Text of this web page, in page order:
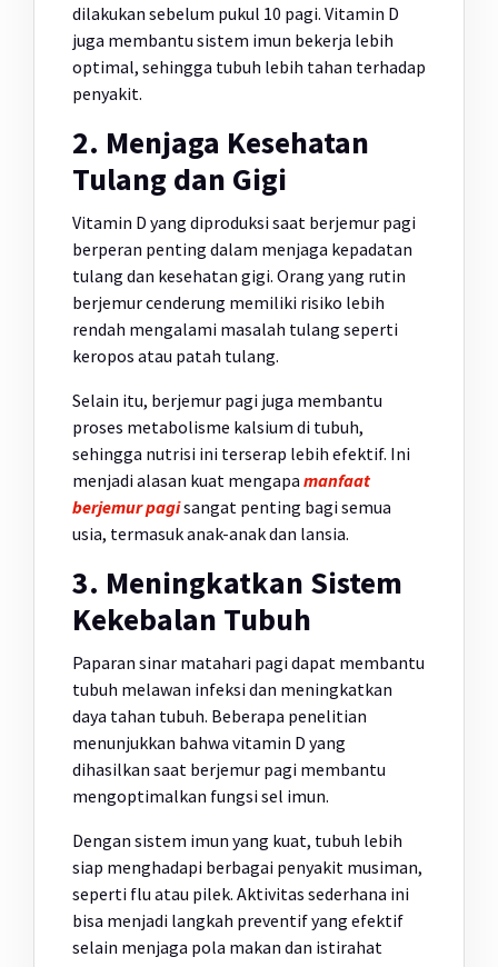
dilakukan sebelum pukul 10 pagi. Vitamin D
juga membantu sistem imun bekerja lebih
optimal, sehingga tubuh lebih tahan terhadap
penyakit.
2. Menjaga Kesehatan
Tulang dan Gigi
Vitamin D yang diproduksi saat berjemur pagi
berperan penting dalam menjaga kepadatan
tulang dan kesehatan gigi. Orang yang rutin
berjemur cenderung memiliki risiko lebih
rendah mengalami masalah tulang seperti
keropos atau patah tulang.
Selain itu, berjemur pagi juga membantu
proses metabolisme kalsium di tubuh,
sehingga nutrisi ini terserap lebih efektif. Ini
menjadi alasan kuat mengapa manfaat
berjemur pagisangat penting bagi semua
usia, termasuk anak-anak dan lansia.
3. Meningkatkan Sistem
Kekebalan Tubuh
Paparan sinar matahari pagi dapat membantu
tubuh melawan infeksi dan meningkatkan
daya tahan tubuh. Beberapa penelitian
menunjukkan bahwa vitamin D yang
dihasilkan saat berjemur pagi membantu
mengoptimalkan fungsi sel imun.
Dengan sistem imun yang kuat, tubuh lebih
siap menghadapi berbagai penyakit musiman,
seperti flu atau pilek. Aktivitas sederhana ini
bisa menjadi langkah preventif yang efektif
selain menjaga pola makan dan istirahat